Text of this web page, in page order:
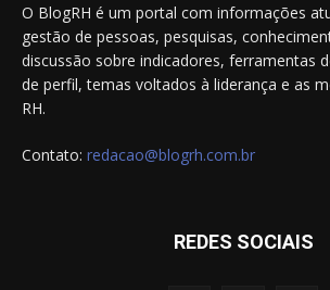
O BlogRH é um portal com informações
gestão de pessoas, pesquisas,
discussão sobre indicadores, ferramentas
de perfil, temas voltados à liderança e as
RH.
Contato: redacao@blogrh.com.br
REDES SOCIAIS